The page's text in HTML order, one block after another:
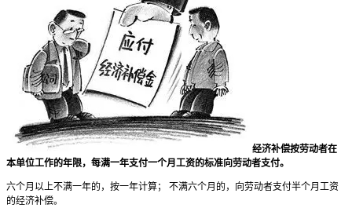
经济补偿按劳动者在
本单位工作的年限，每满一年支付一个月工资的标准向劳动者支付。
六个月以上不满一年的，按一年计算； 不满六个月的，向劳动者支付半个月工资
的经济补偿。